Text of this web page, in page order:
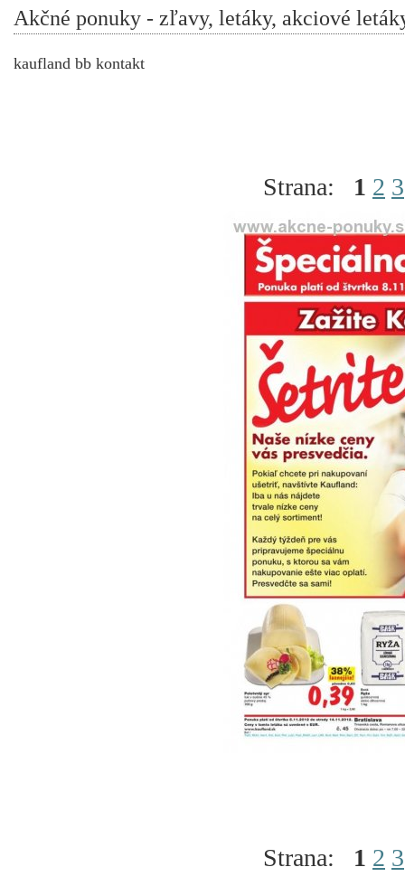
Akčné ponuky - zľavy, letáky, akciové
kaufland bb kontakt
Strana: 1 2 3
Strana: 1 2 3